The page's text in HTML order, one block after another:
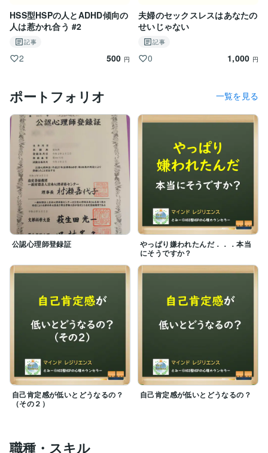
HSS型HSPの人とADHD傾向の
人は惹かれ合う #2
記事
2 500 円
夫婦のセックスレスはあなたの
せいじゃない
記事
0 1,000 円
ポートフォリオ 一覧を見る
公認心理師登録証
やっぱり嫌われたんだ．．．本当
にそうですか？
自己肯定感が低いとどうなるの？
（その２）
自己肯定感が低いとどうなるの？
職種・スキル